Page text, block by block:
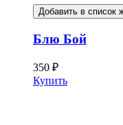
Добавить в список
Блю Бой
350 ₽
Купить